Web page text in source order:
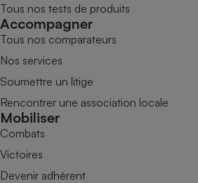
Tous nos tests de produits
Accompagner
Tous nos comparateurs
Nos services
Soumettre un litige
Rencontrer une association locale
Mobiliser
Combats
Victoires
Devenir adhérent